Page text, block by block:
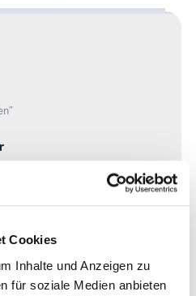
Cookies
Inhalte und Anzeigen zu
für soziale Medien anbieten
des Architekten ist sein
und Visualisierung eine
unterstützen wir Sie bei
IT-Lösungen auf Ihre